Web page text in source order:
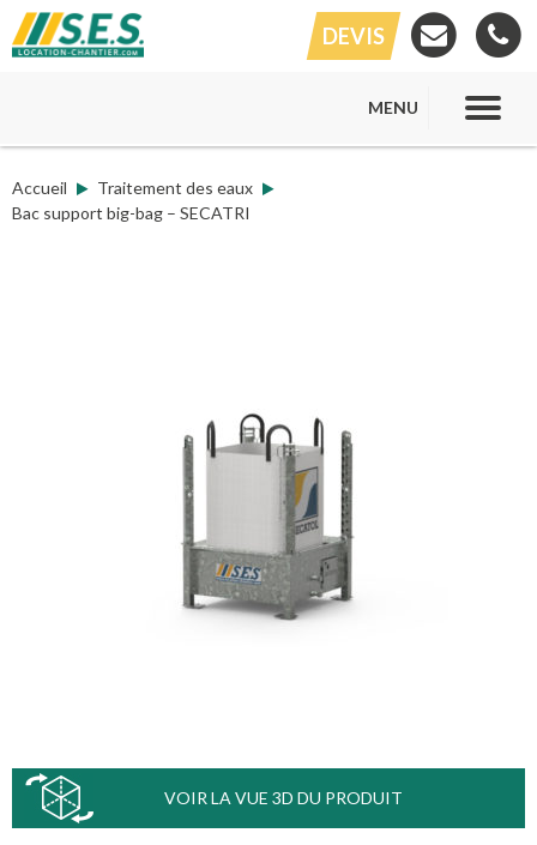
DEVIS
MENU
Accueil
Traitement des eaux
Bac support big-bag – SECATRI
VOIR LA VUE 3D DU PRODUIT